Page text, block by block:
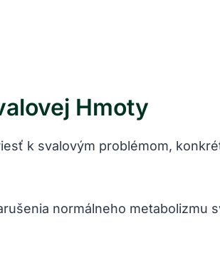
Hmoty
k svalovým problémom,
normálneho metabolizmu